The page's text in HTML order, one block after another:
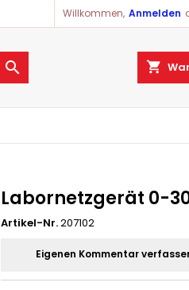
Willkommen, Anmelden
shopping_cart

Labornetzgerät 0-
Artikel-Nr.207102
Eigenen Kommentar